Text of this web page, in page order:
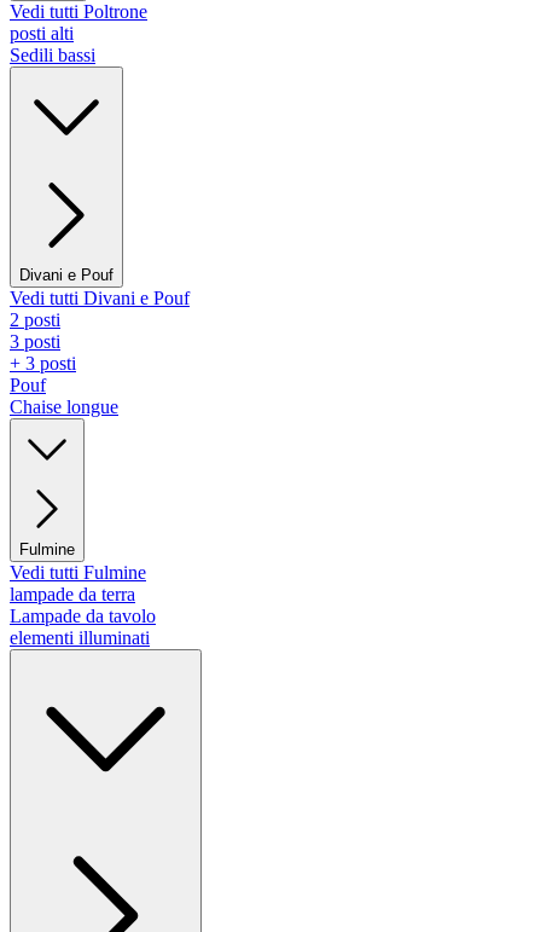
Vedi tutti Poltrone
posti alti
Sedili bassi
Divani e Pouf
Vedi tutti Divani e Pouf
2 posti
3 posti
+ 3 posti
Pouf
Chaise longue
Fulmine
Vedi tutti Fulmine
lampade da terra
Lampade da tavolo
elementi illuminati